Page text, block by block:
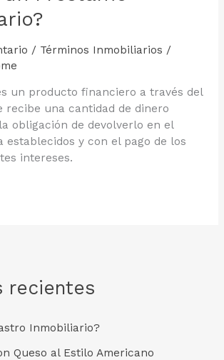
/ Términos Inmobiliarios /
un producto financiero a través del
recibe una cantidad de dinero
obligación de devolverlo en el
establecidos y con el pago de los
intereses.
recientes
Inmobiliario?
Queso al Estilo Americano